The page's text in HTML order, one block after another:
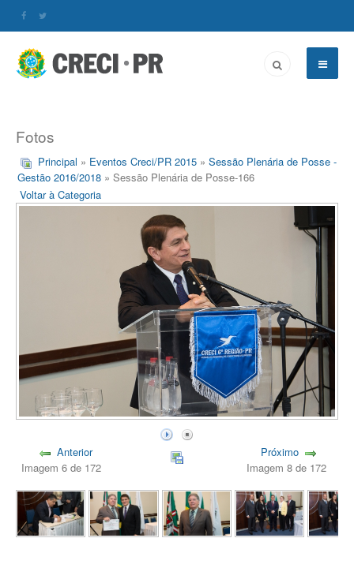
Fotos
Principal » Eventos Creci/PR 2015 » Sessão Plenária de Posse -
Gestão 2016/2018 » Sessão Plenária de Posse-166
Voltar à Categoria
Anterior
Imagem 6 de 172
Próximo
Imagem 8 de 172